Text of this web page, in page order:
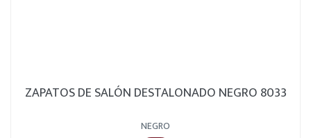
ZAPATOS DE SALÓN DESTALONADO NEGRO 8033
NEGRO